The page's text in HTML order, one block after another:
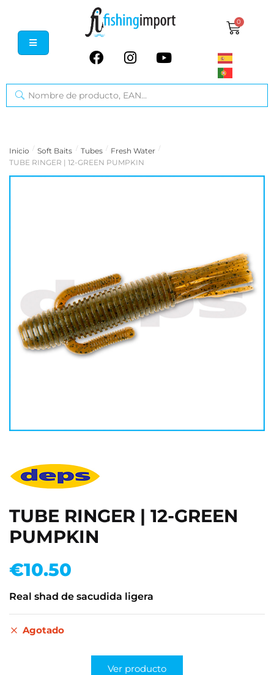
0
Inicio / Soft Baits / Tubes / Fresh Water /
TUBE RINGER | 12-GREEN PUMPKIN
TUBE RINGER | 12-GREEN
PUMPKIN
€10.50
Real shad de sacudida ligera
Agotado
Ver producto